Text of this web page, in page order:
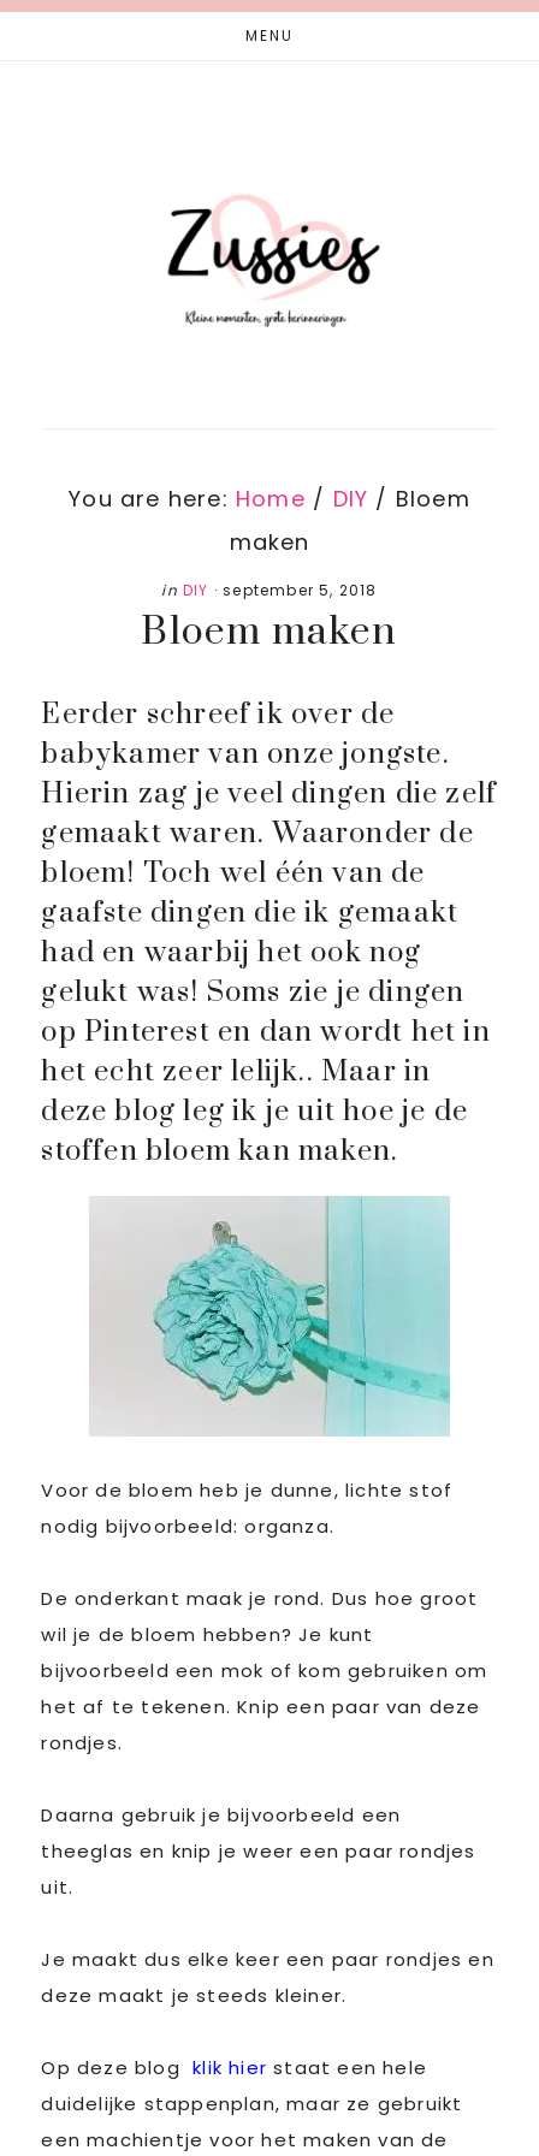
Skip
Skip
MENU
You are here: Home / DIY / Bloem
maken
in DIY ·september 5, 2018
Bloem maken
Eerder schreef ik over de
babykamer van onze jongste.
Hierin zag je veel dingen die zelf
gemaakt waren. Waaronder de
bloem! Toch wel één van de
gaafste dingen die ik gemaakt
had en waarbij het ook nog
gelukt was! Soms zie je dingen
op Pinterest en dan wordt het in
het echt zeer lelijk.. Maar in
deze blog leg ik je uit hoe je de
stoffen bloem kan maken.
Voor de bloem heb je dunne, lichte stof
nodig bijvoorbeeld: organza.
De onderkant maak je rond. Dus hoe groot
wil je de bloem hebben? Je kunt
bijvoorbeeld een mok of kom gebruiken om
het af te tekenen. Knip een paar van deze
rondjes.
Daarna gebruik je bijvoorbeeld een
theeglas en knip je weer een paar rondjes
uit.
Je maakt dus elke keer een paar rondjes en
deze maakt je steeds kleiner.
Op deze blog klik hier staat een hele
duidelijke stappenplan, maar ze gebruikt
een machientje voor het maken van de